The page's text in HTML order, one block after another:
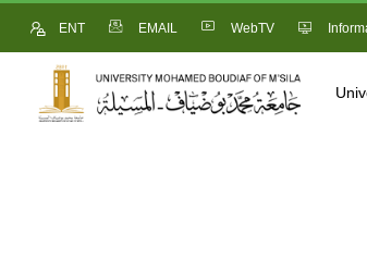
ENT EMAIL WebTV